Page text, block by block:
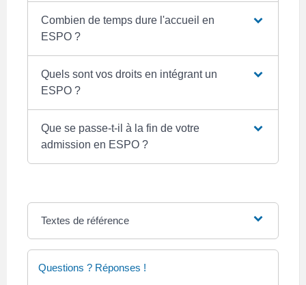
Combien de temps dure l'accueil en
ESPO ?
Quels sont vos droits en intégrant un
ESPO ?
Que se passe-t-il à la fin de votre
admission en ESPO ?
Textes de référence
Questions ? Réponses !